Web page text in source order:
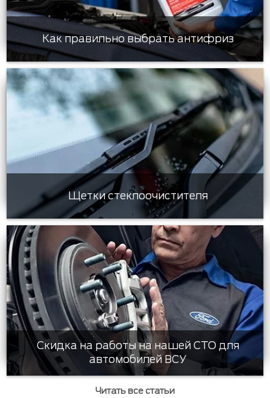
Как правильно выбрать антифриз
Щетки стеклоочистителя
Скидка на работы на нашей СТО для
автомобилей ВСУ
Читать все статьи